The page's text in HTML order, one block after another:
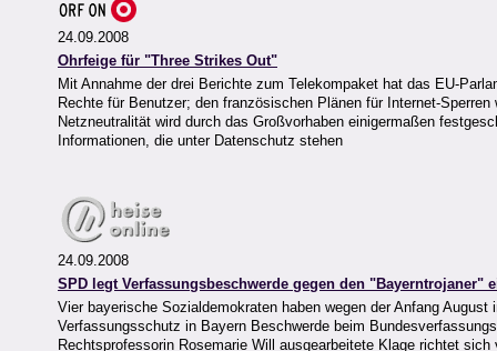
24.09.2008
Ohrfeige für "Three Strikes Out"
Mit Annahme der drei Berichte zum Telekompaket hat das EU-
Rechte für Benutzer; den französischen Plänen für Internet-
Netzneutralität wird durch das Großvorhaben einigermaßen
Informationen, die unter Datenschutz stehen
24.09.2008
SPD legt Verfassungsbeschwerde gegen den "Bayerntrojaner"
Vier bayerische Sozialdemokraten haben wegen der Anfang
Verfassungsschutz in Bayern Beschwerde beim
Rechtsprofessorin Rosemarie Will ausgearbeitete Klage richtet